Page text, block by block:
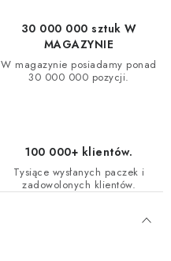
30 000 000 sztuk W
MAGAZYNIE
W magazynie posiadamy ponad
30 000 000 pozycji.
100 000+ klientów.
Tysiące wysłanych paczek i
zadowolonych klientów.